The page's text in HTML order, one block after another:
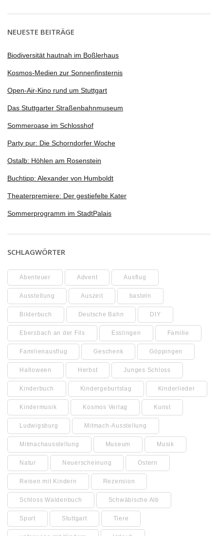
NEUESTE BEITRÄGE
Biodiversität hautnah im Boßlerhaus
Kosmos-Medien zur Sonnenfinsternis
Open-Air-Kino rund um Stuttgart
Das Stuttgarter Straßenbahnmuseum
Sommeroase im Schlosshof
Party pur: Die Schorndorfer Woche
Ostalb: Höhlen am Rosenstein
Buchtipp: Alexander von Humboldt
Theaterpremiere: Der gestiefelte Kater
Sommerprogramm im StadtPalais
SCHLAGWÖRTER
Abenteuer Advent Ausflug
Ausstellung Auszeit basteln
Bilderbuch Deutsche Bahn DIY
Ebersbach an der Fils Esslingen Familie
Familienausflug Geschenk Göppingen
Halloween Herbst Junges Schloss
Kinderbuch Kindergeburtstag Kinderlieder
Kindermusik Kosmos Verlag Kunst
Ludwigsburg Mitmach-Ausstellung
Mitmachausstellung Museum Musik
Natur Neuerscheinung Ostern
Reisen mit Kindern Rezension
Schloss Waldenbuch Schwäbische Alb
Sport Stuttgart Tiere